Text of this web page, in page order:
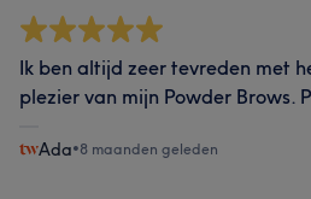
Ik ben altijd zeer tevreden met
plezier van mijn Powder Brows.
Ada•8 maanden geleden